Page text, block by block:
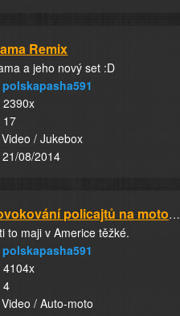
Remix
a jeho nový set :D
polskapasha591
2390x
17
Video / Jukebox
21/08/2014
Provokování policajtů na motorkách #3
to maji v Americe těžké.
polskapasha591
4104x
4
Video / Auto-moto